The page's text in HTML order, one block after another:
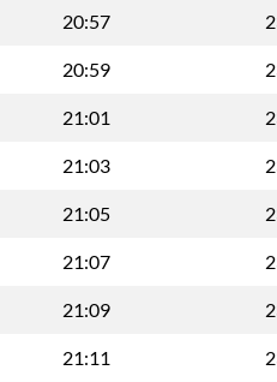
20:57
20:59
21:01
21:03
21:05
21:07
21:09
21:11